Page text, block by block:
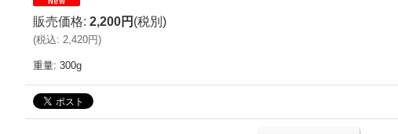
販売価格: 2,200円 (税別)
(税込: 2,420円)
重量: 300g